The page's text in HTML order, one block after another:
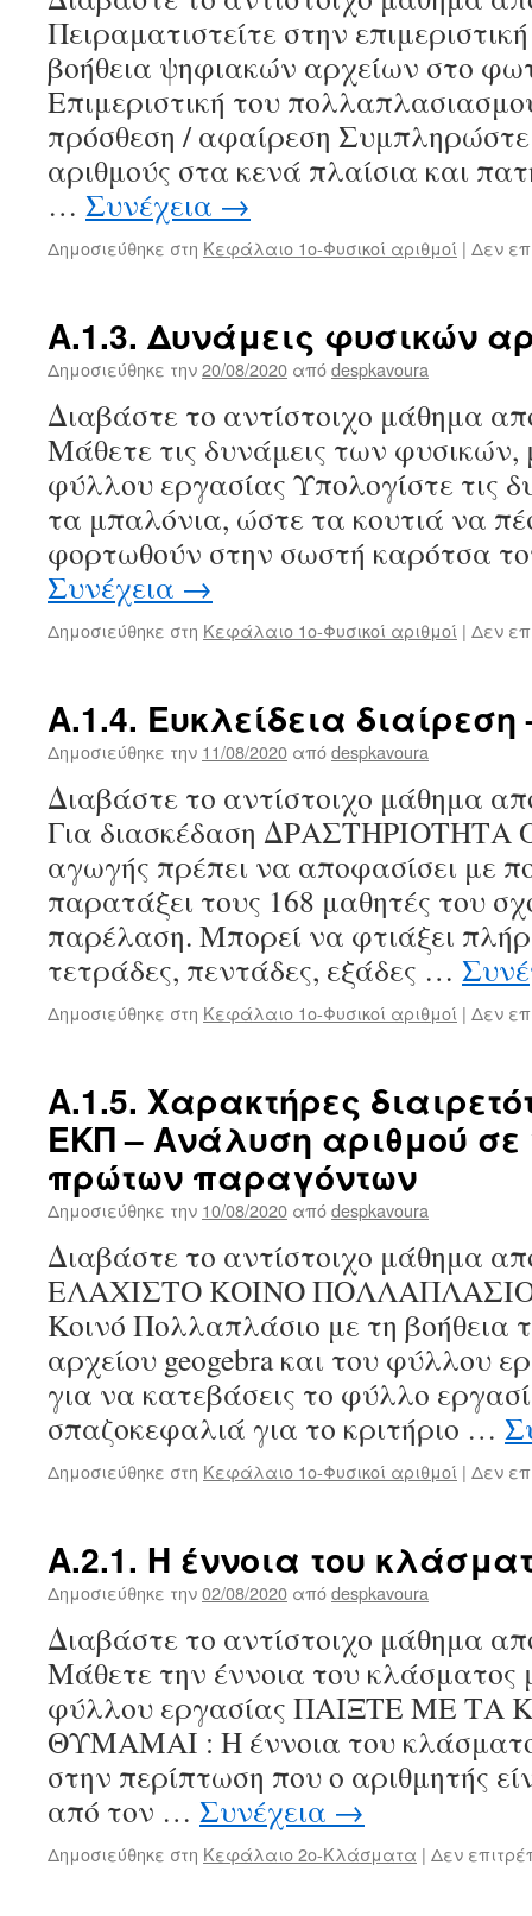
Άθροισμα
–
Διαφορά
Πειραματιστείτε στην
βοήθεια ψηφιακών αρχείων στο
Επιμεριστική του
πρόσθεση / αφαίρεση
αριθμούς στα κενά πλαίσια και
… Συνέχεια →
Δημοσιεύθηκε στη Κεφάλαιο 1ο-Φυσικοί αριθμοί | Δεν
Α.1.3. Δυνάμεις φυσικών
Δημοσιεύθηκε την20/08/2020 απόdespkavoura
Διαβάστε το αντίστοιχο μάθημα
Μάθετε τις δυνάμεις των φυσικών,
φύλλου εργασίας Υπολογίστε τις
τα μπαλόνια, ώστε τα κουτιά να
φορτωθούν στην σωστή καρότσα
Συνέχεια →
Δημοσιεύθηκε στη Κεφάλαιο 1ο-Φυσικοί αριθμοί | Δεν
Α.1.4. Ευκλείδεια διαίρεση
Δημοσιεύθηκε την 11/08/2020 απόdespkavoura
Διαβάστε το αντίστοιχο μάθημα
Για διασκέδαση ΔΡΑΣΤΗΡΙΟΤΗΤΑ
αγωγής πρέπει να αποφασίσει με
παρατάξει τους 168 μαθητές του
παρέλαση. Μπορεί να φτιάξει
τετράδες, πεντάδες, εξάδες …
Δημοσιεύθηκε στη Κεφάλαιο 1ο-Φυσικοί αριθμοί | Δεν
Α.1.5. Χαρακτήρες
ΕΚΠ – Ανάλυση αριθμού σε
πρώτων παραγόντων
Δημοσιεύθηκε την 10/08/2020 απόdespkavoura
Διαβάστε το αντίστοιχο μάθημα
ΕΛΑΧΙΣΤΟ ΚΟΙΝΟ ΠΟΛΛΑΠΛΑΣΙΟ
Κοινό Πολλαπλάσιο με τη
αρχείου geogebra και του φύλλου
για να κατεβάσεις το φύλλο
σπαζοκεφαλιά για το κριτήριο …
Δημοσιεύθηκε στη Κεφάλαιο 1ο-Φυσικοί αριθμοί | Δεν
Α.2.1. Η έννοια του
Δημοσιεύθηκε την02/08/2020 απόdespkavoura
Διαβάστε το αντίστοιχο μάθημα
Μάθετε την έννοια του κλάσματος
φύλλου εργασίας ΠΑΙΞΤΕ ΜΕ
ΘΥΜΑΜΑΙ : Η έννοια του
στην περίπτωση που ο αριθμητής
από τον … Συνέχεια →
Δημοσιεύθηκε στη Κεφάλαιο 2ο-Κλάσματα | Δεν